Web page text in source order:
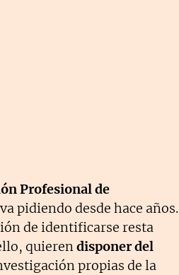
Profesional de
pidiendo desde hace años.
de identificarse resta
quierendisponer del
propias de la